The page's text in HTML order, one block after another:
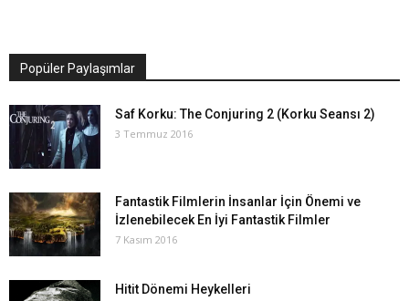
Popüler Paylaşımlar
Saf Korku: The Conjuring 2 (Korku Seansı 2)
3 Temmuz 2016
Fantastik Filmlerin İnsanlar İçin Önemi ve
İzlenebilecek En İyi Fantastik Filmler
7 Kasım 2016
Hitit Dönemi Heykelleri